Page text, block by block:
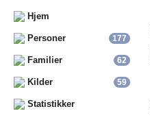
Hjem
177
Personer
62
Familier
59
Kilder
Statistikker